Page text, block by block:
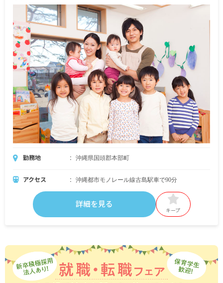
勤務地 沖縄県国頭郡本部町
アクセス 沖縄都市モノレール線古島駅車で90分
詳細を見る
キープ